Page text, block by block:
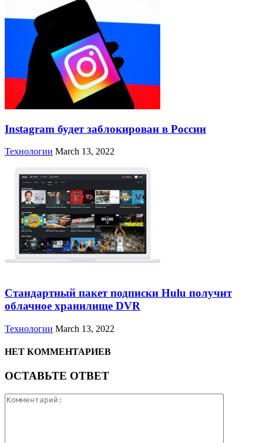
Instagram будет заблокирован в России
Технологии March 13, 2022
Стандартный пакет подписки Hulu получит
облачное хранилище DVR
Технологии March 13, 2022
НЕТ КОММЕНТАРИЕВ
ОСТАВЬТЕ ОТВЕТ